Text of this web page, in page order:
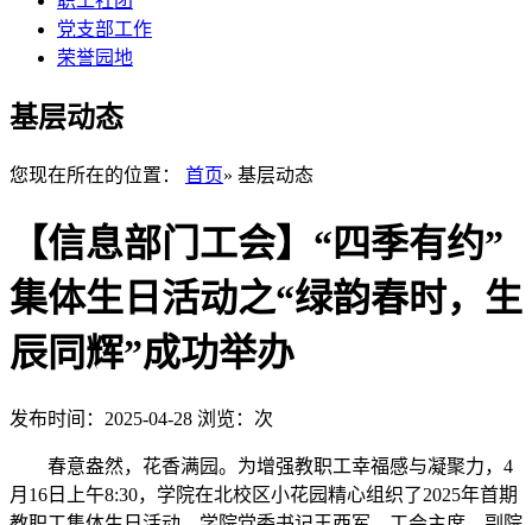
党支部工作
荣誉园地
基层动态
您现在所在的位置： 首页» 基层动态
【信息部门工会】“四季有约”
集体生日活动之“绿韵春时，生
辰同辉”成功举办
发布时间：2025-04-28 浏览： 次
春意盎然，花香满园。为增强教职工幸福感与凝聚力，4
月16日上午8:30，学院在北校区小花园精心组织了2025年首期